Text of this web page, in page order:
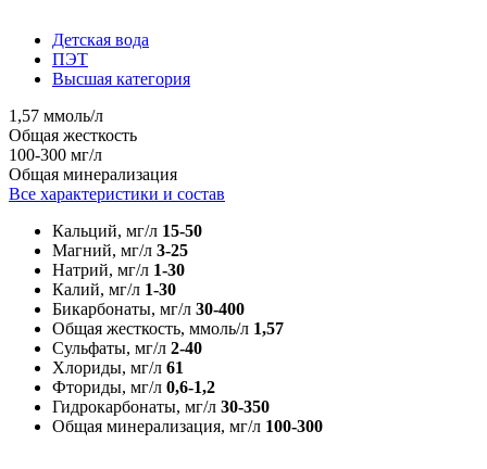
Детская вода
ПЭТ
Высшая категория
1,57 ммоль/л
Общая жесткость
100-300 мг/л
Общая минерализация
Все характеристики и состав
Кальций, мг/л 15-50
Магний, мг/л 3-25
Натрий, мг/л 1-30
Калий, мг/л 1-30
Бикарбонаты, мг/л 30-400
Общая жесткость, ммоль/л 1,57
Сульфаты, мг/л 2-40
Хлориды, мг/л 61
Фториды, мг/л 0,6-1,2
Гидрокарбонаты, мг/л 30-350
Общая минерализация, мг/л 100-300